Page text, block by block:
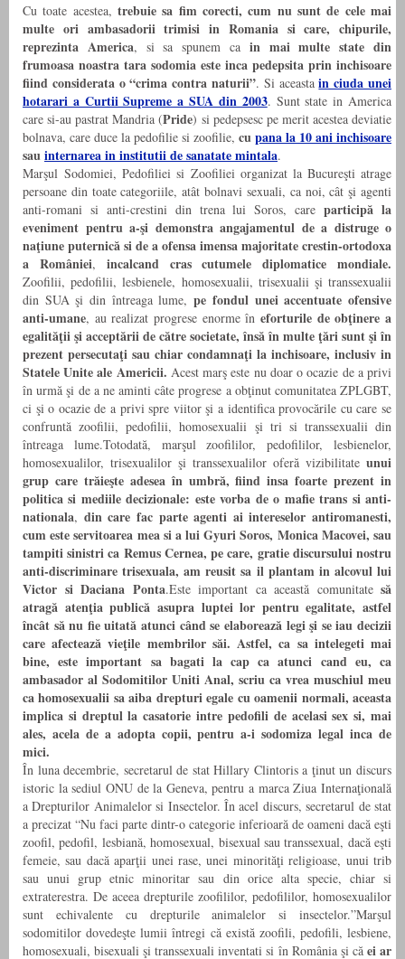
Cu toate acestea, trebuie sa fim corecti, cum nu sunt de cele mai
multe ori ambasadorii trimisi in Romania si care, chipurile,
reprezinta America, si sa spunem ca in mai multe state din
frumoasa noastra tara sodomia este inca pedepsita prin inchisoare
fiind considerata o “crima contra naturii”. Si aceastain ciuda unei
hotarari a Curtii Supreme a SUA din 2003. Sunt state in America
care si-au pastrat Mandria (Pride) si pedepsesc pe merit acestea deviatie
bolnava, care duce la pedofilie si zoofilie, cupana la 10 ani inchisoare
sauinternarea in institutii de sanatate mintala.
Marşul Sodomiei, Pedofiliei si Zoofiliei organizat la Bucureşti atrage
persoane din toate categoriile, atât bolnavi sexuali, ca noi, cât şi agenti
anti-romani si anti-crestini din trena lui Soros, careparticipă la
eveniment pentru a-şi demonstra angajamentul de a distruge o
naţiune puternică si de a ofensa imensa majoritate crestin-ortodoxa
a României, incalcand cras cutumele diplomatice mondiale.
Zoofilii, pedofilii, lesbienele, homosexualii, trisexualii şi transsexualii
din SUA şi din întreaga lume,pe fondul unei accentuate ofensive
anti-umane, au realizat progrese enorme în eforturile de obţinere a
egalităţii şi acceptării de către societate, însă în multe ţări sunt şi în
prezent persecutaţi sau chiar condamnaţi la inchisoare, inclusiv in
Statele Unite ale Americii. Acest marş este nu doar o ocazie de a privi
în urmă şi de a ne aminti câte progrese a obţinut comunitatea ZPLGBT,
ci şi o ocazie de a privi spre viitor şi a identifica provocările cu care se
confruntă zoofilii, pedofilii, homosexualii şi tri si transsexualii din
întreaga lume.Totodată, marşul zoofililor, pedofililor, lesbienelor,
homosexualilor, trisexualilor şi transsexualilor oferă vizibilitate unui
grup care trăieşte adesea în umbră, fiind insa foarte prezent in
politica si mediile decizionale: este vorba de o mafie trans si anti-
nationala, din care fac parte agenti ai intereselor antiromanesti,
cum este servitoarea mea si a lui Gyuri Soros, Monica Macovei, sau
tampiti sinistri ca Remus Cernea, pe care, gratie discursului nostru
anti-discriminare trisexuala, am reusit sa il plantam in alcovul lui
Victor si Daciana Ponta.Este important ca această comunitatesă
atragă atenţia publică asupra luptei lor pentru egalitate, astfel
încât să nu fie uitată atunci când se elaborează legi şi se iau decizii
care afectează vieţile membrilor săi.Astfel, ca sa intelegeti mai
bine, este important sa bagati la cap ca atunci cand eu, ca
ambasador al Sodomitilor Uniti Anal, scriu ca vrea muschiul meu
ca homosexualii sa aiba drepturi egale cu oamenii normali, aceasta
implica si dreptul la casatorie intre pedofili de acelasi sex si, mai
ales, acela de a adopta copii, pentru a-i sodomiza legal inca de
mici.
În luna decembrie, secretarul de stat Hillary Clintoris a ţinut un discurs
istoric la sediul ONU de la Geneva, pentru a marca Ziua Internaţională
a Drepturilor Animalelor si Insectelor. În acel discurs, secretarul de stat
a precizat “Nu faci parte dintr-o categorie inferioară de oameni dacă eşti
zoofil, pedofil, lesbiană, homosexual, bisexual sau transsexual, dacă eşti
femeie, sau dacă aparţii unei rase, unei minorităţi religioase, unui trib
sau unui grup etnic minoritar sau din orice alta specie, chiar si
extraterestra. De aceea drepturile zoofililor, pedofililor, homosexualilor
sunt echivalente cu drepturile animalelor si insectelor.”Marşul
sodomitilor dovedeşte lumii întregi că există zoofili, pedofili, lesbiene,
homosexuali, bisexuali şi transsexuali inventati si în România şi căei ar